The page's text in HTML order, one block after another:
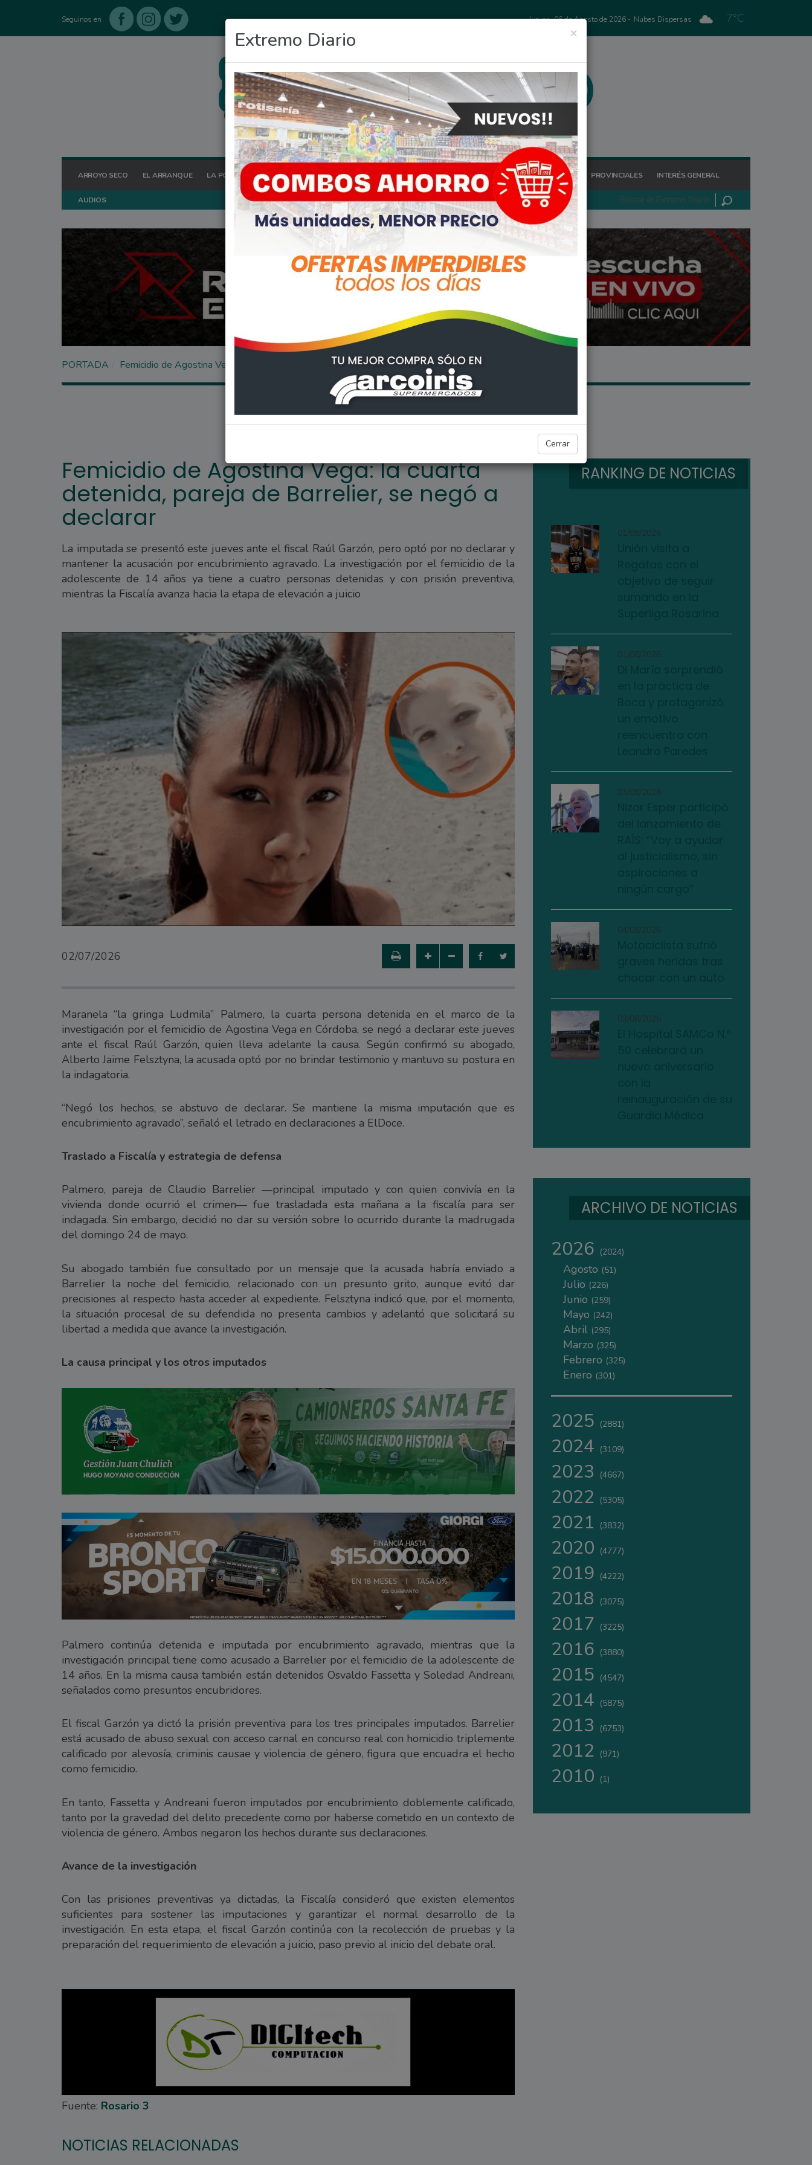
Seguinos en Jueves, 06 de Agosto de 2026 - Nubes Dispersas 7°C
ARROYO SECO EL ARRANQUE LA POSTA HOY OCIO DEPORTES FIGHIERA GENERAL LAGOS POLICIALES REGIONALES PROVINCIALES INTERÉS GENERAL
AUDIOS
×
Extremo Diario
Cerrar
PORTADA Femicidio de Agostina Vega: la cuarta detenida, pareja de Barrelier, se negó a declarar
POLICIALES
Femicidio de Agostina Vega: la cuarta
detenida, pareja de Barrelier, se negó a
declarar
La imputada se presentó este jueves ante el fiscal Raúl Garzón, pero optó por no declarar y
mantener la acusación por encubrimiento agravado. La investigación por el femicidio de la
adolescente de 14 años ya tiene a cuatro personas detenidas y con prisión preventiva,
mientras la Fiscalía avanza hacia la etapa de elevación a juicio
02/07/2026
Maranela “la gringa Ludmila” Palmero, la cuarta persona detenida en el marco de la
investigación por el femicidio de Agostina Vega en Córdoba, se negó a declarar este jueves
ante el fiscal Raúl Garzón, quien lleva adelante la causa. Según confirmó su abogado,
Alberto Jaime Felsztyna, la acusada optó por no brindar testimonio y mantuvo su postura en
la indagatoria.
“Negó los hechos, se abstuvo de declarar. Se mantiene la misma imputación que es
encubrimiento agravado”, señaló el letrado en declaraciones a ElDoce.
Traslado a Fiscalía y estrategia de defensa
Palmero, pareja de Claudio Barrelier —principal imputado y con quien convivía en la
vivienda donde ocurrió el crimen— fue trasladada esta mañana a la fiscalía para ser
indagada. Sin embargo, decidió no dar su versión sobre lo ocurrido durante la madrugada
del domingo 24 de mayo.
Su abogado también fue consultado por un mensaje que la acusada habría enviado a
Barrelier la noche del femicidio, relacionado con un presunto grito, aunque evitó dar
precisiones al respecto hasta acceder al expediente. Felsztyna indicó que, por el momento,
la situación procesal de su defendida no presenta cambios y adelantó que solicitará su
libertad a medida que avance la investigación.
La causa principal y los otros imputados
Palmero continúa detenida e imputada por encubrimiento agravado, mientras que la
investigación principal tiene como acusado a Barrelier por el femicidio de la adolescente de
14 años. En la misma causa también están detenidos Osvaldo Fassetta y Soledad Andreani,
señalados como presuntos encubridores.
El fiscal Garzón ya dictó la prisión preventiva para los tres principales imputados. Barrelier
está acusado de abuso sexual con acceso carnal en concurso real con homicidio triplemente
calificado por alevosía, criminis causae y violencia de género, figura que encuadra el hecho
como femicidio.
En tanto, Fassetta y Andreani fueron imputados por encubrimiento doblemente calificado,
tanto por la gravedad del delito precedente como por haberse cometido en un contexto de
violencia de género. Ambos negaron los hechos durante sus declaraciones.
Avance de la investigación
Con las prisiones preventivas ya dictadas, la Fiscalía consideró que existen elementos
suficientes para sostener las imputaciones y garantizar el normal desarrollo de la
investigación. En esta etapa, el fiscal Garzón continúa con la recolección de pruebas y la
preparación del requerimiento de elevación a juicio, paso previo al inicio del debate oral.
Fuente: Rosario 3
NOTICIAS RELACIONADAS
RANKING DE NOTICIAS
01/08/2026
01/08/2026
03/08/2026
04/08/2026
03/08/2026
ARCHIVO DE NOTICIAS
2026 (2024)
Agosto (51)
Julio (226)
Junio (259)
Mayo (242)
Abril (295)
Marzo (325)
Febrero (325)
Enero (301)
2025 (2881)
2024 (3109)
2023 (4667)
2022 (5305)
2021 (3832)
2020 (4777)
2019 (4222)
2018 (3075)
2017 (3225)
2016 (3880)
2015 (4547)
2014 (5875)
2013 (6753)
2012 (971)
2010 (1)